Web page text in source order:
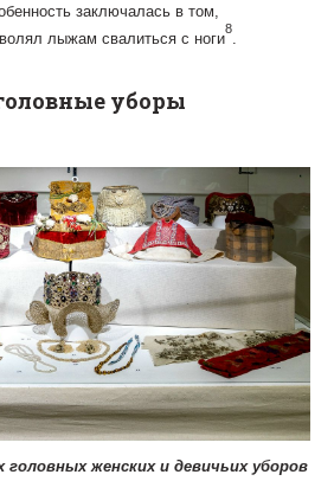
заключалась в том,
лыжам свалиться с ноги
8
.
уборы
женских и девичьих уборов